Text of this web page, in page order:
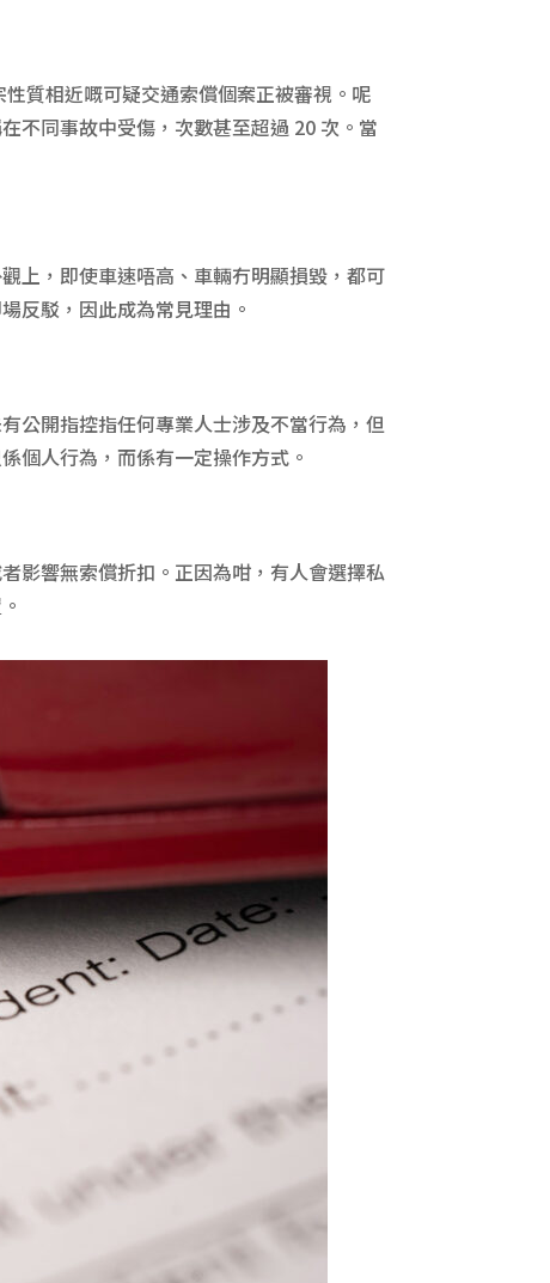
質相近嘅可疑交通索償個案正被審視。呢
不同事故中受傷，次數甚至超過 20 次。當
上，即使車速唔高、車輛冇明顯損毀，都可
反駁，因此成為常見理由。
公開指控指任何專業人士涉及不當行為，但
個人行為，而係有一定操作方式。
影響無索償折扣。正因為咁，有人會選擇私